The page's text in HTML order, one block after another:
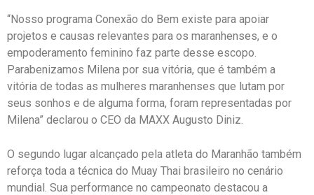
“Nosso programa Conexão do Bem existe para apoiar
projetos e causas relevantes para os maranhenses, e o
empoderamento feminino faz parte desse escopo.
Parabenizamos Milena por sua vitória, que é também a
vitória de todas as mulheres maranhenses que lutam por
seus sonhos e de alguma forma, foram representadas por
Milena” declarou o CEO da MAXX Augusto Diniz.
O segundo lugar alcançado pela atleta do Maranhão também
reforça toda a técnica do Muay Thai brasileiro no cenário
mundial. Sua performance no campeonato destacou a